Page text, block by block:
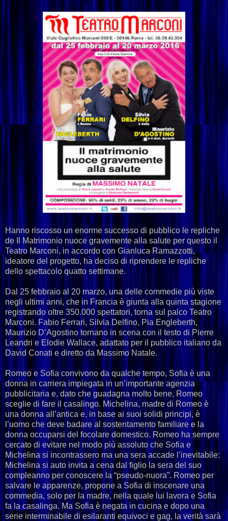
Hanno riscosso un enorme successo di pubblico le repliche
de Il Matrimonio nuoce gravemente alla salute per questo il
Teatro Marconi, in accordo con Gianluca Ramazzotti,
ideatore del progetto, ha deciso di riprendere le repliche
dello spettacolo quatto settimane.
Dal 25 febbraio al 20 marzo, una delle commedie più viste
negli ultimi anni, che in Francia è giunta alla quinta stagione
registrando oltre 350.000 spettatori, torna sul palco Teatro
Marconi. Fabio Ferrari, Silvia Delfino, Pia Engleberth,
Maurizio D’Agostino tornano in scena con il testo di Pierre
Leandri e Elodie Wallace, adattato per il pubblico italiano da
David Conati e diretto da Massimo Natale.
Romeo e Sofia convivono da qualche tempo, Sofia è una
donna in carriera impiegata in un’importante agenzia
pubblicitaria e, dato che guadagna molto bene, Romeo
sceglie di fare il casalingo. Michelina, madre di Romeo è
una donna all’antica e, in base ai suoi solidi principi, è
l’uomo che deve badare al sostentamento familiare e la
donna occuparsi del focolare domestico. Romeo ha sempre
cercato di evitare nel modo più assoluto che Sofia e
Michelina si incontrassero ma una sera accade l’inevitabile:
Michelina si auto invita a cena dal figlio la sera del suo
compleanno per conoscere la “pseudo-nuora”. Romeo per
salvare le apparenze, propone a Sofia di inscenare una
commedia, solo per la madre, nella quale lui lavora e Sofia
fa la casalinga. Ma Sofia è negata in cucina e dopo una
serie interminabile di esilaranti equivoci e gag, la verità sarà